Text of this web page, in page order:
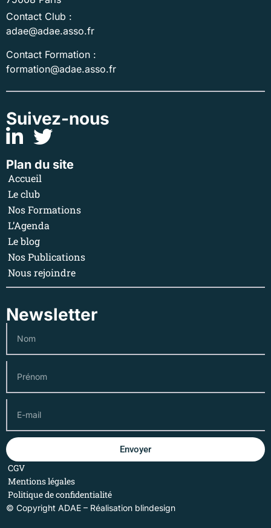
Contact Club :
adae@adae.asso.fr
Contact Formation :
formation@adae.asso.fr
Suivez-nous
Plan du site
Accueil
Le club
Nos Formations
L’Agenda
Le blog
Nos Publications
Nous rejoindre
Newsletter
Envoyer
CGV
Mentions légales
Politique de confidentialité
© Copyright ADAE – Réalisation blindesign